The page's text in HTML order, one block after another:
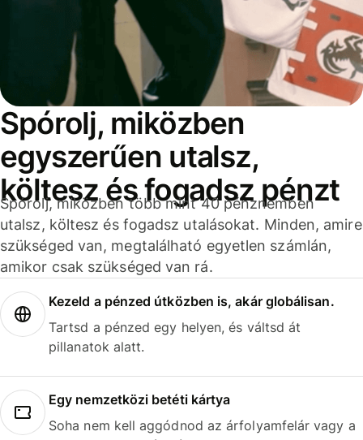
Spórolj, miközben
egyszerűen utalsz,
költesz és fogadsz pénzt
Spórolj, miközben több mint 40 pénznemben
utalsz, költesz és fogadsz utalásokat. Minden, amire
szükséged van, megtalálható egyetlen számlán,
amikor csak szükséged van rá.
Kezeld a pénzed útközben is, akár globálisan.
Tartsd a pénzed egy helyen, és váltsd át
pillanatok alatt.
Egy nemzetközi betéti kártya
Soha nem kell aggódnod az árfolyamfelár vagy a